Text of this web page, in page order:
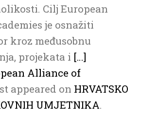
Cilj European
je osnažiti
kroz međusobnu
projekata i […]
Alliance of
appeared on HRVATSKO
UMJETNIKA.